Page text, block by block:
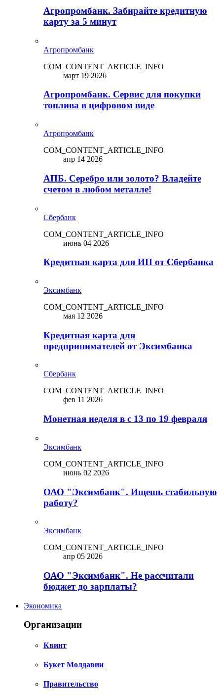
Агропромбанк. Забирайте кредитную
карту за 5 минут
Агропромбанк
COM_CONTENT_ARTICLE_INFO
март 19 2026
Агропромбанк. Сервис для покупки
топлива в цифровом виде
Агропромбанк
COM_CONTENT_ARTICLE_INFO
апр 14 2026
АПБ. Серебро или золото? Владейте
счетом в любом металле!
Сбербанк
COM_CONTENT_ARTICLE_INFO
июнь 04 2026
Кредитная карта для ИП от Сбербанка
Эксимбанк
COM_CONTENT_ARTICLE_INFO
мая 12 2026
Кредитная карта для
предпринимателей от Эксимбанка
Сбербанк
COM_CONTENT_ARTICLE_INFO
фев 11 2026
Монетная неделя в с 13 по 19 февраля
Эксимбанк
COM_CONTENT_ARTICLE_INFO
июнь 02 2026
ОАО "Эксимбанк". Ищешь стабильную
работу?
Эксимбанк
COM_CONTENT_ARTICLE_INFO
апр 05 2026
ОАО "Эксимбанк". Не рассчитали
бюджет до зарплаты?
Экономика
Организации
Квинт
Букет Молдавии
Правительство